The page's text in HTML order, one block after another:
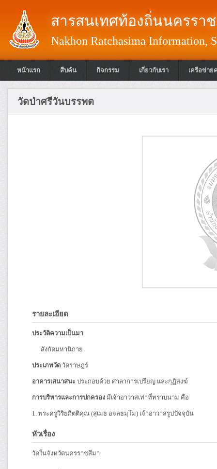
สารสนเทศท้องถิ่นนครรา
Nakhon Ratchasima Information,
หน้าแรก สืบค้น กิจกรรม เกี่ยวกับเรา เครือข่าย
วัดป่าศรีวันบรรพต
รายละเอียด
ประวัติความเป็นมา
สังกัดมหานิกาย
ประเภทวัด วัดราษฎร์
อาคารเสนาสนะ ประกอบด้วย ศาลาการเปรียญ และกุฏิสงฆ์
การบริหารและการปกครอง มีเจ้าอาวาสเท่าที่ทราบนาม คือ
1. พระครูวิริยกิตติคุณ (สุเมธ อจลธมฺโม) เจ้าอาวาสรูปปัจจุบัน
หัวเรื่อง
วัดในจังหวัดนครราชสีมา